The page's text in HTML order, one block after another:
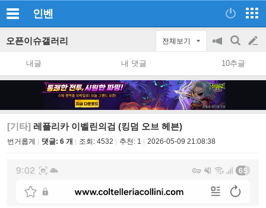
인벤
오픈이슈갤러리 전체보기
공
지
on/off
검
색
글
쓰
내글 내 댓글 10추글
[기타] 레플리카 이벨린의검 (킹덤 오브 헤븐)
번거롭게 댓글: 6 개 조회: 4532 추천: 1 2026-05-09 21:08:38